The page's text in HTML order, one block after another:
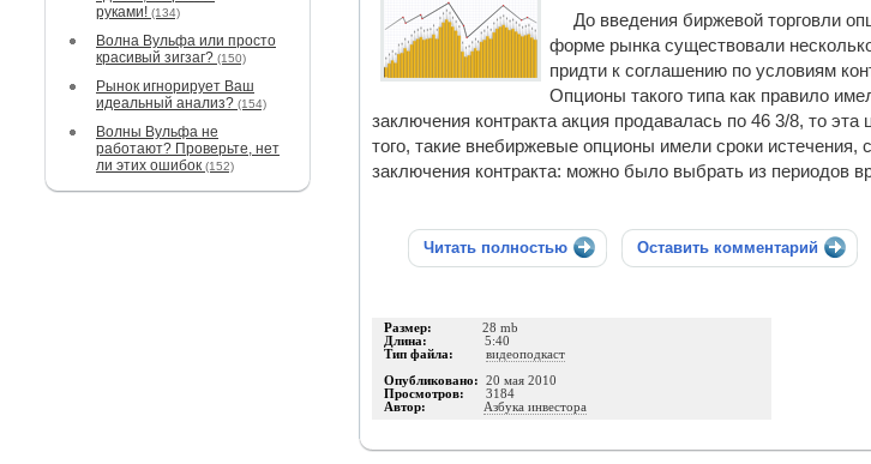
руками! (134)
Волна Вульфа или просто
красивый зигзаг? (150)
Рынок игнорирует Ваш
идеальный анализ? (154)
Волны Вульфа не
работают? Проверьте, нет
ли этих ошибок (152)
До введения биржевой торговли
форме рынка существовали
придти к соглашению по условиям
Опционы такого типа как правило
заключения контракта акция продавалась по 46 3/8, то
того, такие внебиржевые опционы имели сроки
заключения контракта: можно было выбрать из периодов
Читать полностью Оставить комментарий
Размер: 28 mb
Длина: 5:40
Тип файла: видеоподкаст
Опубликовано: 20 мая 2010
Просмотров: 3184
Автор: Азбука инвестора